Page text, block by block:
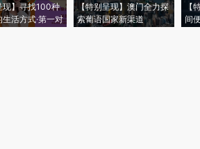
现】寻找100种
活方式·第一对
【特别呈现】澳门全力探
索葡语国家新渠道
【
间